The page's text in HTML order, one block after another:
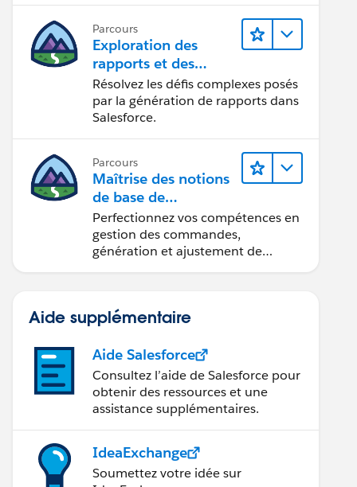
Parcours
Exploration des
rapports et des
tableaux de bord
Lightning Experience
Résolvez les défis complexes posés
par la génération de rapports dans
Salesforce.
Parcours
Maîtrise des notions
de base de
l’administration de
Salesforce Billing
Perfectionnez vos compétences en
gestion des commandes,
génération et ajustement de
Aide supplémentaire
Aide Salesforce
Consultez l’aide de Salesforce pour
obtenir des ressources et une
assistance supplémentaires.
IdeaExchange
Soumettez votre idée sur